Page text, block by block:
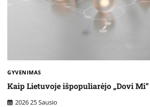
GYVENIMAS
Kaip Lietuvoje išpopuliarėjo „Dovi
2026 25 Sausio